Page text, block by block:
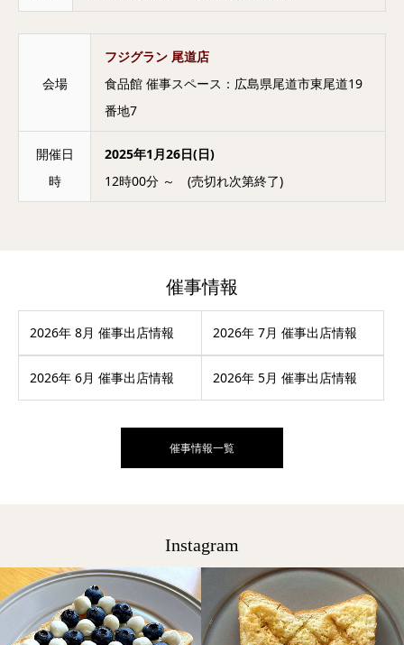
会場
フジグラン 尾道店
食品館 催事スペース：広島県尾道市東尾道19
番地7
開催日
時
2025年1月26日(日)
12時00分 ～ (売切れ次第終了)
催事情報
2026年 8月 催事出店情報 2026年 7月 催事出店情報
2026年 6月 催事出店情報 2026年 5月 催事出店情報
催事情報一覧
Instagram